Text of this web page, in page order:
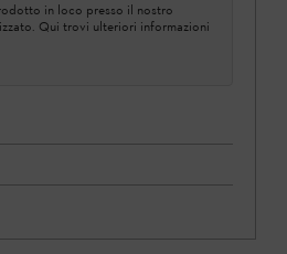
in loco presso il nostro
Qui trovi ulteriori informazioni